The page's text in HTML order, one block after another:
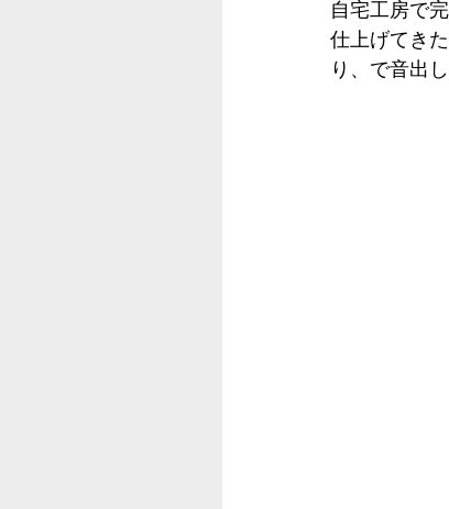
自宅工房で
仕上げてき
り、で音出